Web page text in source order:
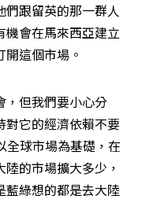
跟留英的那一群人
機會在馬來西亞建立
這個市場。
，但我們要小心分
對它的經濟依賴不要
全球市場為基礎，在
的市場擴大多少，
藍綠想的都是去大陸